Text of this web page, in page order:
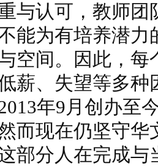
与认可，教师团
能为有培养潜力
空间。因此，
薪、失望等多
年9月创办至
而现在仍坚守
部分人在完成与